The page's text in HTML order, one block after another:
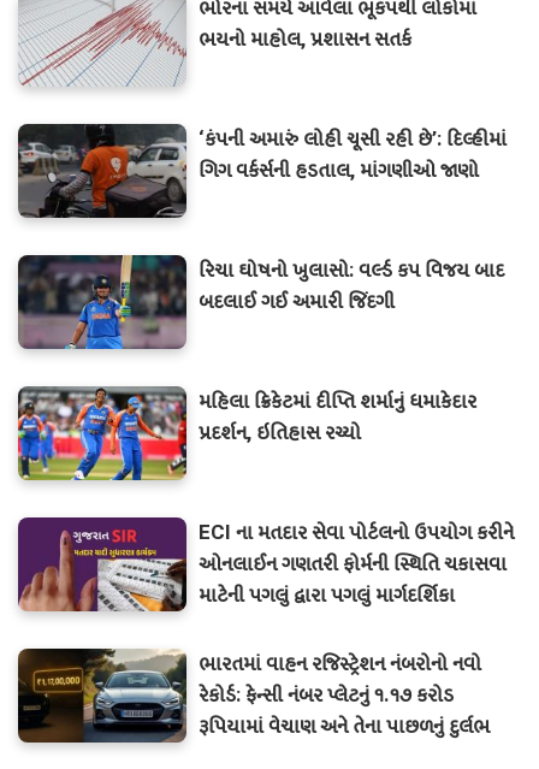
ભોરના સમયે આવેલા ભૂકંપથી લોકોમાં
ભયનો માહોલ, પ્રશાસન સતર્ક
‘કંપની અમારું લોહી ચૂસી રહી છે’: દિલ્હીમાં
ગિગ વર્કર્સની હડતાલ, માંગણીઓ જાણો
રિચા ઘોષનો ખુલાસો: વર્લ્ડ કપ વિજય બાદ
બદલાઈ ગઈ અમારી જિંદગી
મહિલા ક્રિકેટમાં દીપ્તિ શર્માનું ધમાકેદાર
પ્રદર્શન, ઇતિહાસ રચ્યો
ECI ના મતદાર સેવા પોર્ટલનો ઉપયોગ કરીને
ઓનલાઈન ગણતરી ફોર્મની સ્થિતિ ચકાસવા
માટેની પગલું દ્વારા પગલું માર્ગદર્શિકા
ભારતમાં વાહન રજિસ્ટ્રેશન નંબરોનો નવો
રેકોર્ડ: ફેન્સી નંબર પ્લેટનું ૧.૧૭ કરોડ
રૂપિયામાં વેચાણ અને તેના પાછળનું દુર્લભ